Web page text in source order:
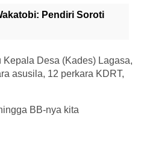
Pendiri Soroti
Desa (Kades) Lagasa,
asusila, 12 perkara KDRT,
BB-nya kita